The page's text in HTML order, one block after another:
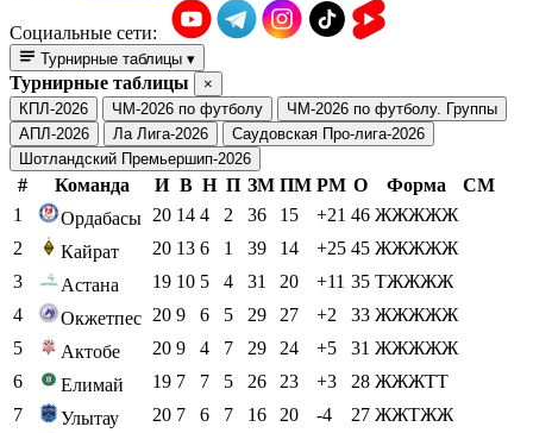
Социальные сети:
Турнирные таблицы ▾
Турнирные таблицы
×
КПЛ-2026
ЧМ-2026 по футболу
ЧМ-2026 по футболу. Группы
АПЛ-2026
Ла Лига-2026
Саудовская Про-лига-2026
Шотландский Премьершип-2026
# Команда И В Н П ЗМ ПМ РМ О Форма
СМ
1
Ордабасы 20 14 4 2 36 15 +21 46 ЖЖЖЖЖ
2
Кайрат 20 13 6 1 39 14 +25 45 ЖЖЖЖЖ
3
Астана 19 10 5 4 31 20 +11 35 ТЖЖЖЖ
4
Окжетпес 20 9 6 5 29 27 +2 33 ЖЖЖЖЖ
5
Актобе 20 9 4 7 29 24 +5 31 ЖЖЖЖЖ
6
Елимай 19 7 7 5 26 23 +3 28 ЖЖЖТТ
7
Улытау 20 7 6 7 16 20 -4 27 ЖЖТЖЖ